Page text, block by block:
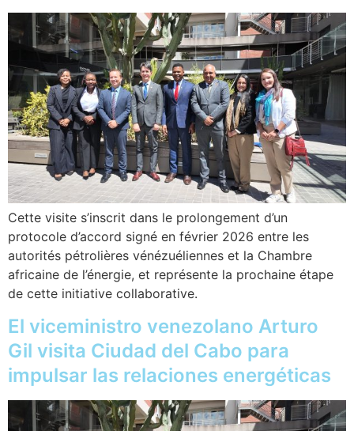
Cette visite s’inscrit dans le prolongement d’un
protocole d’accord signé en février 2026 entre les
autorités pétrolières vénézuéliennes et la Chambre
africaine de l’énergie, et représente la prochaine étape
de cette initiative collaborative.
El viceministro venezolano Arturo
Gil visita Ciudad del Cabo para
impulsar las relaciones energéticas